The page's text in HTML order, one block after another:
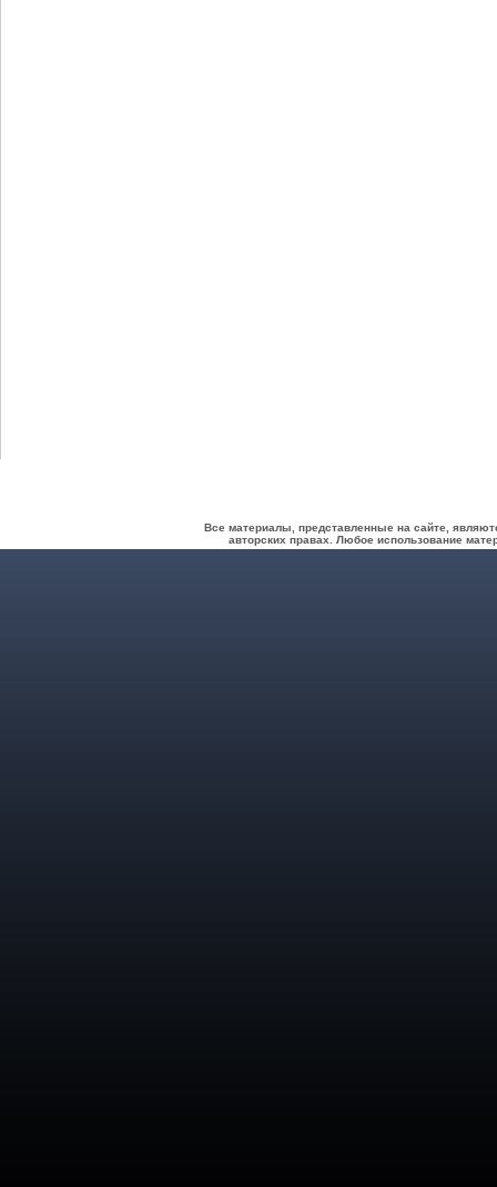
Все материалы, представленные на сайте,
авторских правах. Любое использование